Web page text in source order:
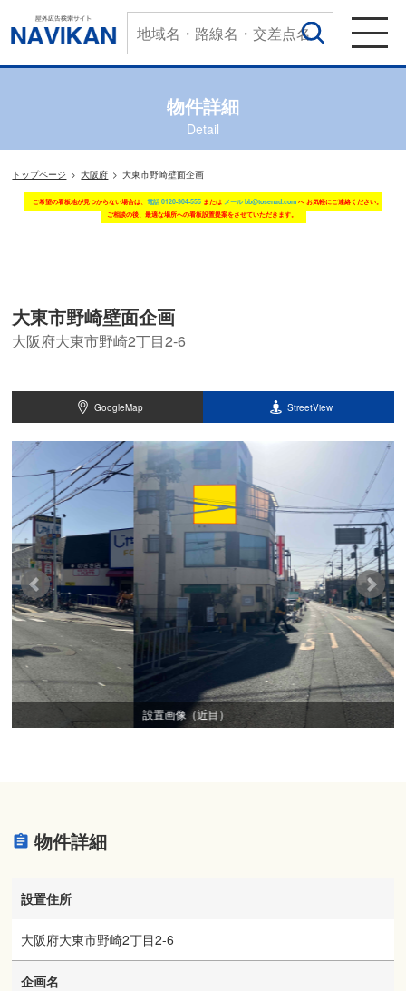
物件詳細
Detail
トップページ 大阪府 大東市野崎壁面企画
ご希望の看板地が見つからない場合は、 電話 0120-304-555 または メール bb@tosenad.com へ お気軽にご連絡ください。
ご相談の後、最適な場所への看板設置提案をさせていただきます。
大東市野崎壁面企画
大阪府大東市野崎2丁目2-6
GoogleMap StreetView
設置画像（近目）
物件詳細
設置住所
大阪府大東市野崎2丁目2-6
企画名